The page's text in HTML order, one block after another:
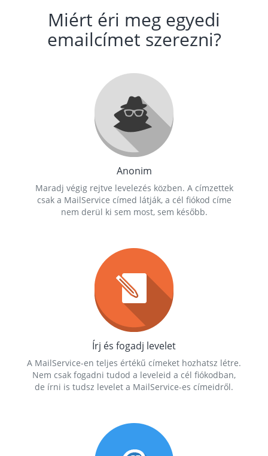
Miért éri meg egyedi
emailcímet szerezni?
Anonim
Maradj végig rejtve levelezés közben. A címzettek
csak a MailService címed látják, a cél fiókod címe
nem derül ki sem most, sem később.
Írj és fogadj levelet
A MailService-en teljes értékű címeket hozhatsz létre.
Nem csak fogadni tudod a leveleid a cél fiókodban,
de írni is tudsz levelet a MailService-es címeidről.